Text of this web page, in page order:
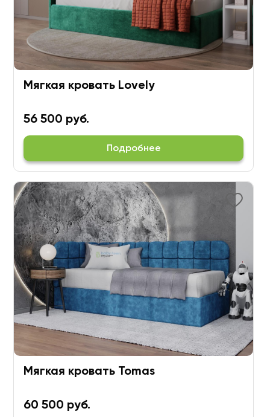
Мягкая кровать Lovely
56 500 руб.
Подробнее
Мягкая кровать Tomas
60 500 руб.